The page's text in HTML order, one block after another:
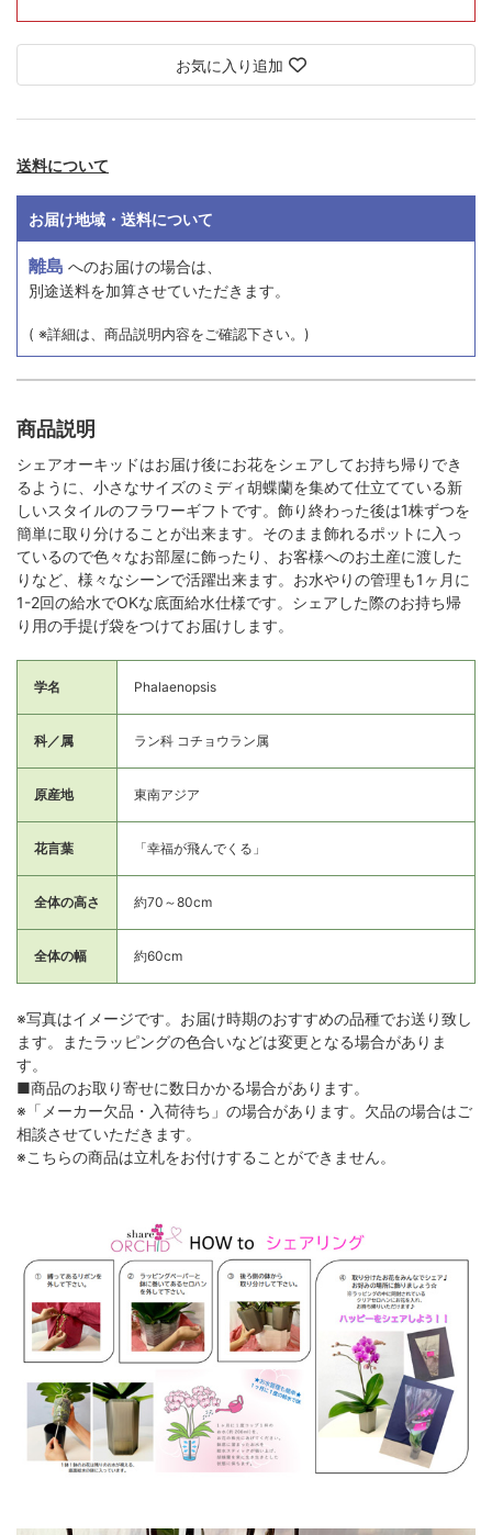
お気に入り追加
送料について
お届け地域・送料について
離島 へのお届けの場合は、
別途送料を加算させていただきます。
( ※詳細は、商品説明内容をご確認下さい。)
商品説明
シェアオーキッドはお届け後にお花をシェアしてお持ち帰りでき
るように、小さなサイズのミディ胡蝶蘭を集めて仕立てている新
しいスタイルのフラワーギフトです。飾り終わった後は1株ずつを
簡単に取り分けることが出来ます。そのまま飾れるポットに入っ
ているので色々なお部屋に飾ったり、お客様へのお土産に渡した
りなど、様々なシーンで活躍出来ます。お水やりの管理も1ヶ月に
1-2回の給水でOKな底面給水仕様です。シェアした際のお持ち帰
り用の手提げ袋をつけてお届けします。
学名 Phalaenopsis
科／属 ラン科 コチョウラン属
原産地 東南アジア
花言葉 「幸福が飛んでくる」
全体の高さ 約70～80cm
全体の幅 約60cm
※写真はイメージです。お届け時期のおすすめの品種でお送り致し
ます。またラッピングの色合いなどは変更となる場合がありま
す。
■商品のお取り寄せに数日かかる場合があります。
※「メーカー欠品・入荷待ち」の場合があります。欠品の場合はご
相談させていただきます。
※こちらの商品は立札をお付けすることができません。